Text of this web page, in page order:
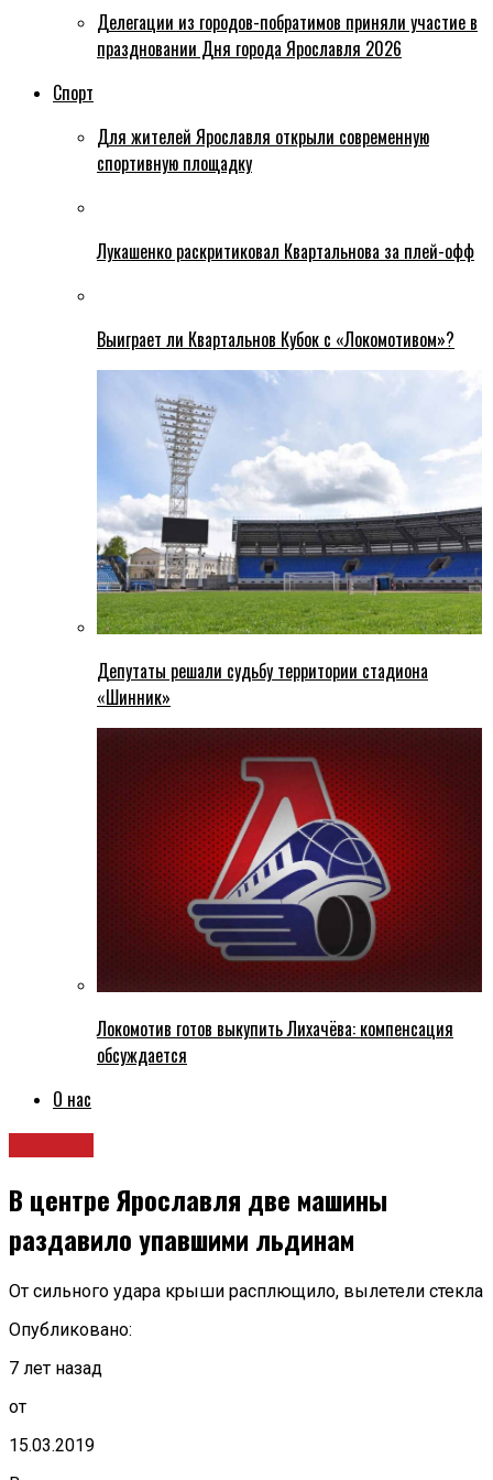
Делегации из городов-побратимов приняли участие в
праздновании Дня города Ярославля 2026
Спорт
Для жителей Ярославля открыли современную
спортивную площадку
Лукашенко раскритиковал Квартальнова за плей-офф
Выиграет ли Квартальнов Кубок с «Локомотивом»?
Депутаты решали судьбу территории стадиона
«Шинник»
Локомотив готов выкупить Лихачёва: компенсация
обсуждается
О нас
В центре Ярославля две машины
раздавило упавшими льдинам
От сильного удара крыши расплющило, вылетели стекла
Опубликовано:
7 лет назад
от
15.03.2019